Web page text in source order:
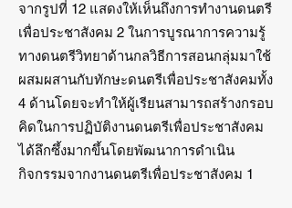
จากรูปที่ 12 แสดงให้เห็นถึงการทำงานดนตรี
เพื่อประชาสังคม 2 ในการบูรณาการความรู้
ทางดนตรีวิทยาด้านกลวิธีการสอนกลุ่มมาใช้
ผสมผสานกับทักษะดนตรีเพื่อประชาสังคมทั้ง
4 ด้านโดยจะทำให้ผู้เรียนสามารถสร้างกรอบ
คิดในการปฏิบัติงานดนตรีเพื่อประชาสังคม
ได้ลึกซึ้งมากขึ้นโดยพัฒนาการดำเนิน
กิจกรรมจากงานดนตรีเพื่อประชาสังคม 1